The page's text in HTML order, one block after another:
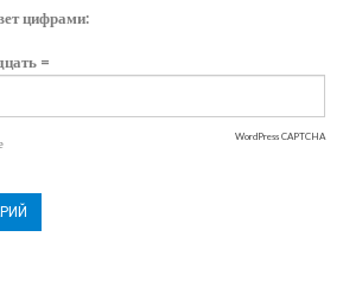
цифрами:
=
WordPress CAPTCHA